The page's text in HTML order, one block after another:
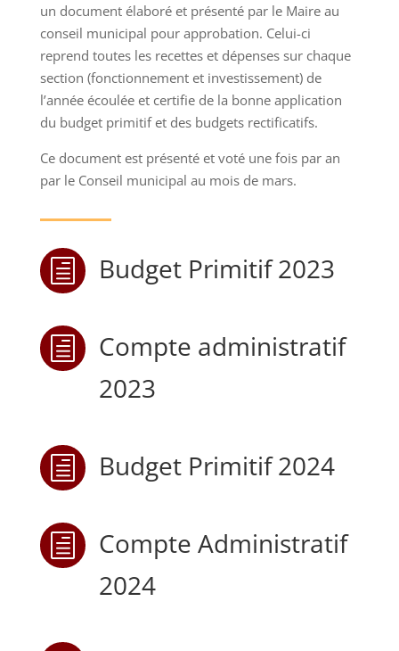
un document élaboré et présenté par le Maire au
conseil municipal pour approbation. Celui-ci
reprend toutes les recettes et dépenses sur chaque
section (fonctionnement et investissement) de
l’année écoulée et certifie de la bonne application
du budget primitif et des budgets rectificatifs.
Ce document est présenté et voté une fois par an
par le Conseil municipal au mois de mars.
h Budget Primitif 2023
h
Compte administratif
2023
h Budget Primitif 2024
h
Compte Administratif
2024